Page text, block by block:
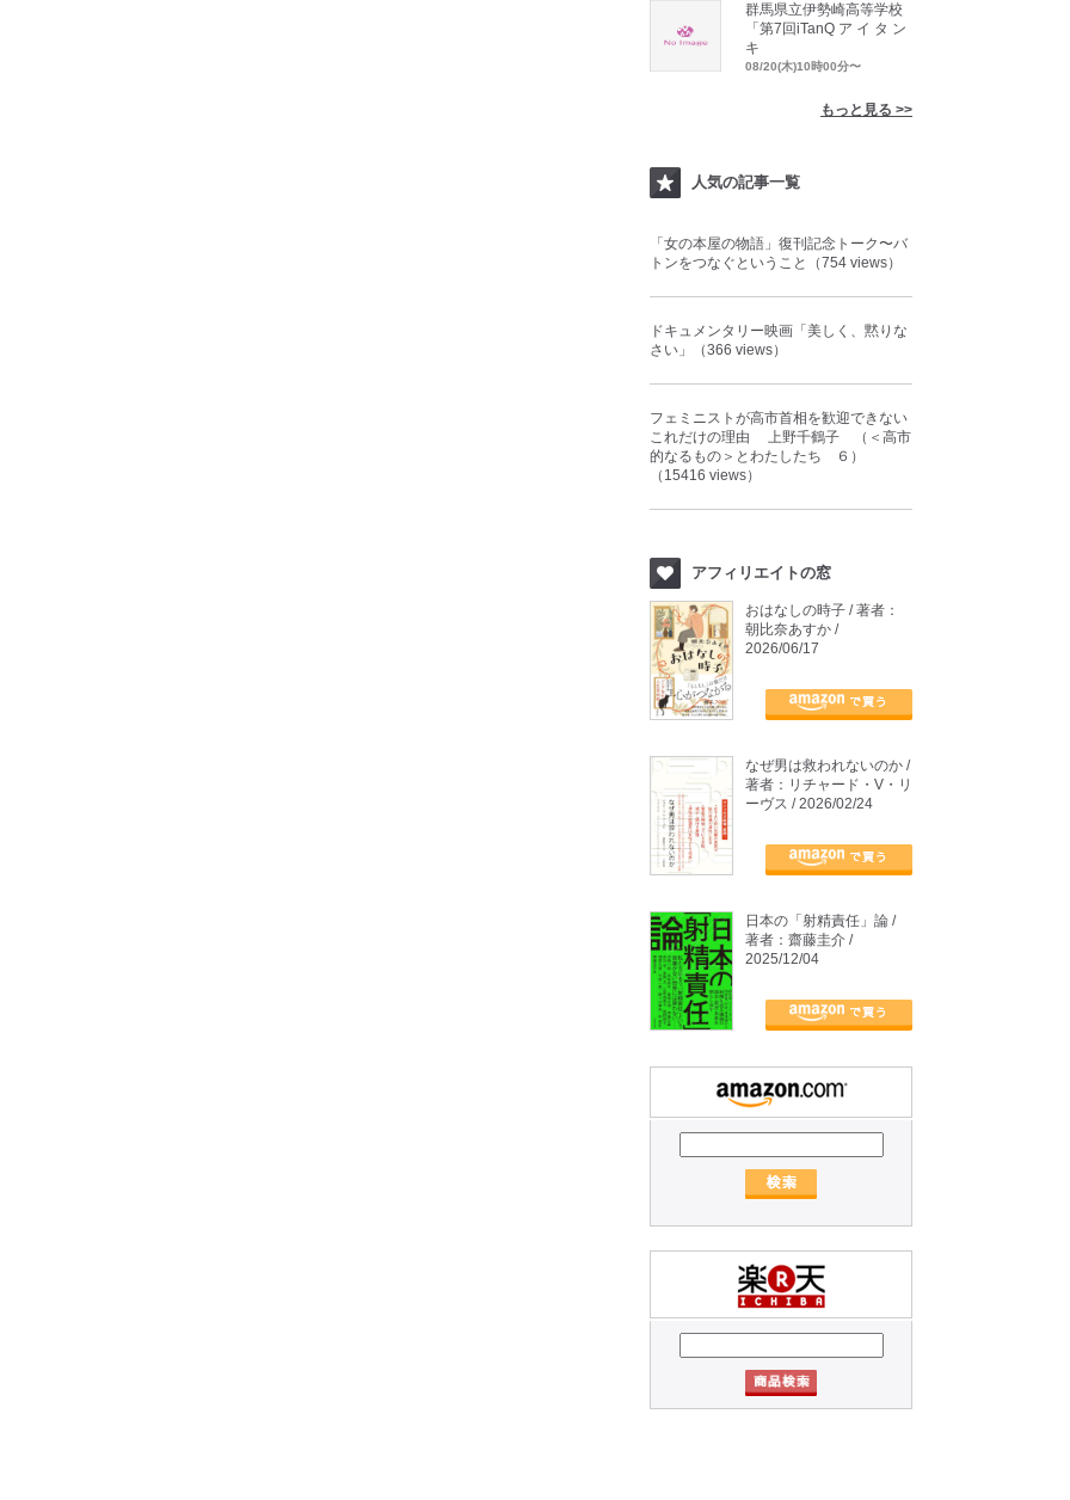
群馬県立伊勢崎高等学校
「第7回iTanQ ア イ タ ン
キ
08/20(木)10時00分〜
もっと見る >>
人気の記事一覧
「女の本屋の物語」復刊記念トーク〜バ
トンをつなぐということ（754 views）
ドキュメンタリー映画「美しく、黙りな
さい」（366 views）
フェミニストが高市首相を歓迎できない
これだけの理由 上野千鶴子 （＜高市
的なるもの＞とわたしたち ６）
（15416 views）
アフィリエイトの窓
おはなしの時子 / 著者：
朝比奈あすか /
2026/06/17
なぜ男は救われないのか /
著者：リチャード・V・リ
ーヴス / 2026/02/24
日本の「射精責任」論 /
著者：齋藤圭介 /
2025/12/04